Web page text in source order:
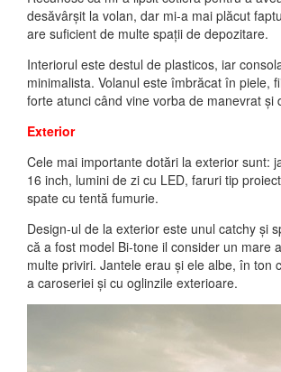
desăvârșit la volan, dar mi-a mai plăcut
are suficient de multe spații de depozitare.
Interiorul este destul de plasticos, iar
minimalista. Volanul este îmbrăcat în piele,
forte atunci când vine vorba de manevrat și
Exterior
Cele mai importante dotări la exterior sunt:
16 inch, lumini de zi cu LED, faruri tip
spate cu tentă fumurie.
Design-ul de la exterior este unul catchy și
că a fost model Bi-tone il consider un mare
multe priviri. Jantele erau și ele albe, în ton
a caroseriei și cu oglinzile exterioare.